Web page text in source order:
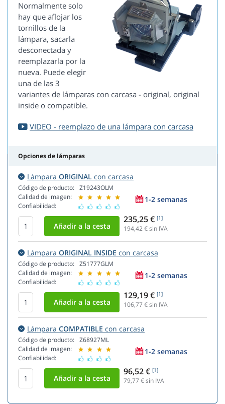
Normalmente solo
hay que aflojar los
tornillos de la
lámpara, sacarla
desconectada y
reemplazarla por la
nueva. Puede elegir
una de las 3
variantes de lámparas con carcasa - original, original
inside o compatible.
VIDEO - reemplazo de una lámpara con carcasa
Opciones de lámparas
Lámpara ORIGINAL con carcasa
Código de producto:
Calidad de imagen:
Confiabilidad:
Z19243OLM
1-2 semanas
235,25 € [1]
194,42€ sin IVA
Lámpara ORIGINAL INSIDE con carcasa
Código de producto:
Calidad de imagen:
Confiabilidad:
Z51777GLM
1-2 semanas
129,19 € [1]
106,77 € sin IVA
Lámpara COMPATIBLE con carcasa
Código de producto:
Calidad de imagen:
Confiabilidad:
Z68927ML
1-2 semanas
96,52 € [1]
79,77 € sin IVA